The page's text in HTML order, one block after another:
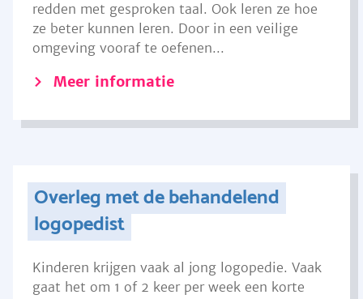
redden met gesproken taal. Ook leren ze hoe
ze beter kunnen leren. Door in een veilige
omgeving vooraf te oefenen...
Meer informatie
Overleg met de behandelend
logopedist
Kinderen krijgen vaak al jong logopedie. Vaak
gaat het om 1 of 2 keer per week een korte